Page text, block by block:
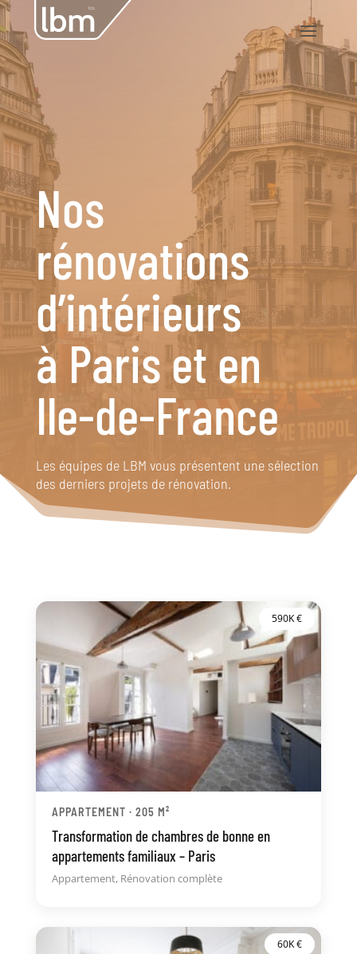
Nos
rénovations
d’intérieurs
à Paris et en
Ile-de-France
Les équipes de LBM vous présentent une sélection
des derniers projets de rénovation.
590K €
APPARTEMENT · 205 M²
Transformation de chambres de bonne en
appartements familiaux – Paris
Appartement, Rénovation complète
60K €